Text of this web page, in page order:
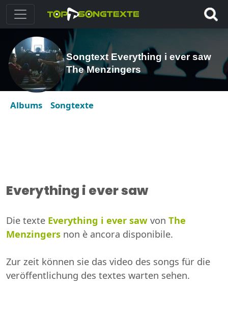
Songtext Everything i ever saw
The Menzingers
Albums Songtexte
Everything i ever saw
Die texte Everything i ever saw von The
Menzingers non è ancora disponibile.
Zur zeit können sie das video des songs für die
veröffentlichung des textes warten sehen.